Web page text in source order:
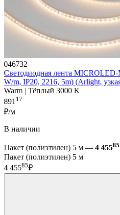
046732
Светодиодная лента
W/m, IP20, 2216, 5m) (Arlight,
Warm | Тёплый 3000 K
891 17
₽/м
В наличии
Пакет (полиэтилен) 5 м — 4 45585
Пакет (полиэтилен) 5 м
4 45585₽